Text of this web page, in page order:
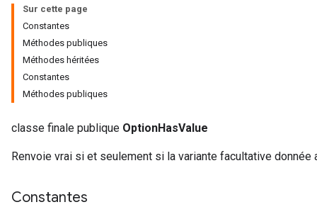
Sur cette page
Constantes
Méthodes publiques
Méthodes héritées
Constantes
Méthodes publiques
classe finale publique OptionHasValue
Renvoie vrai si et seulement si la variante facultative donnée
Constantes